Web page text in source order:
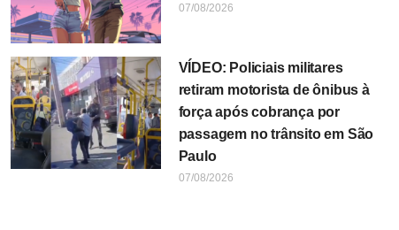
07/08/2026
VÍDEO: Policiais militares
retiram motorista de ônibus à
força após cobrança por
passagem no trânsito em São
Paulo
07/08/2026